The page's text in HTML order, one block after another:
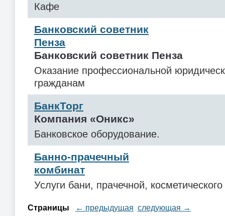
Кафе
Банковский советник
Пенза
Банковский советник Пенза
Оказание профессиональной
гражданам
БанкТорг
Компания «Оникс»
Банковское оборудование.
Банно-прачечный
комбинат
Услуги бани, прачечной,
Страницы ← предыдущая следующая →